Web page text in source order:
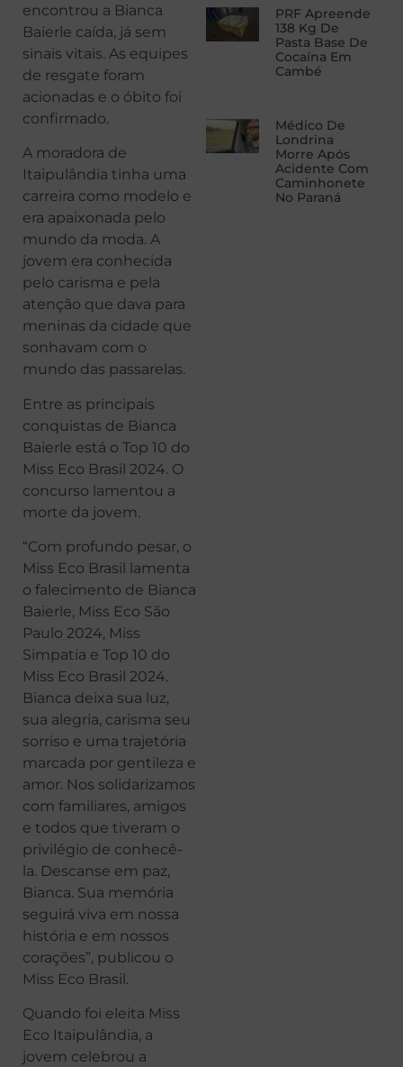
encontrou a Bianca
Baierle caída, já sem
sinais vitais. As equipes
de resgate foram
acionadas e o óbito foi
confirmado.
A moradora de
Itaipulândia tinha uma
carreira como modelo e
era apaixonada pelo
mundo da moda. A
jovem era conhecida
pelo carisma e pela
atenção que dava para
meninas da cidade que
sonhavam com o
mundo das passarelas.
Entre as principais
conquistas de Bianca
Baierle está o Top 10 do
Miss Eco Brasil 2024. O
concurso lamentou a
morte da jovem.
“Com profundo pesar, o
Miss Eco Brasil lamenta
o falecimento de Bianca
Baierle, Miss Eco São
Paulo 2024, Miss
Simpatia e Top 10 do
Miss Eco Brasil 2024.
Bianca deixa sua luz,
sua alegria, carisma seu
sorriso e uma trajetória
marcada por gentileza e
amor. Nos solidarizamos
com familiares, amigos
e todos que tiveram o
privilégio de conhecê-
la. Descanse em paz,
Bianca. Sua memória
seguirá viva em nossa
história e em nossos
corações”, publicou o
Miss Eco Brasil.
Quando foi eleita Miss
Eco Itaipulândia, a
jovem celebrou a
PRF Apreende
138 Kg De
Pasta Base De
Cocaína Em
Cambé
Médico De
Londrina
Morre Após
Acidente Com
Caminhonete
No Paraná